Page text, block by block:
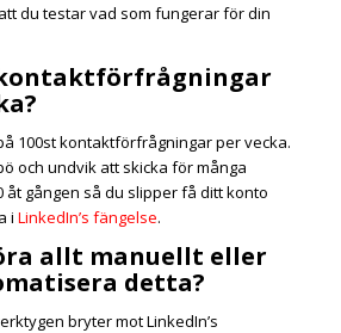
du testar vad som fungerar för din
100st kontaktförfrågningar per vecka.
och undvik att skicka för många
åt gången så du slipper få ditt konto
i LinkedIn’s fängelse.
allt manuellt eller
detta?
bryter mot LinkedIn’s